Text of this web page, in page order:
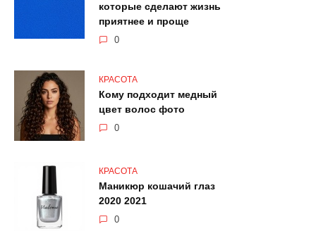
которые сделают жизнь
приятнее и проще
0
КРАСОТА
Кому подходит медный
цвет волос фото
0
КРАСОТА
Маникюр кошачий глаз
2020 2021
0